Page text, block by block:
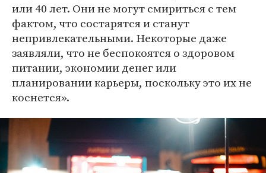
или 40 лет. Они не могут смириться с тем
фактом, что состарятся и станут
непривлекательными. Некоторые даже
заявляли, что не беспокоятся о здоровом
питании, экономии денег или
планировании карьеры, поскольку это их не
коснется».